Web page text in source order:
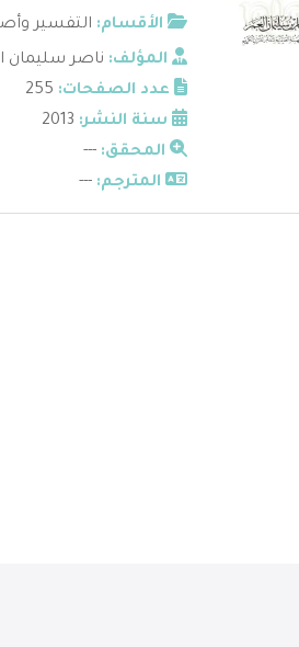
الأقسام: التفسير
المؤلف: ناصر سليمان
عدد الصفحات:
سنة النشر:
المحقق: ---
المترجم: ---